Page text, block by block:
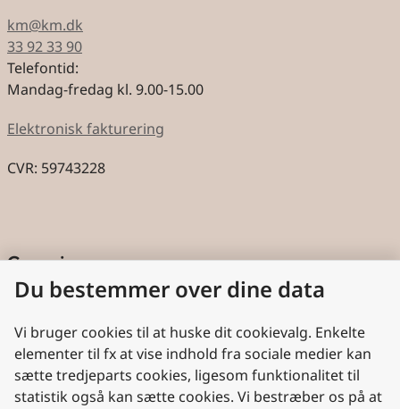
km@km.dk
33 92 33 90
Telefontid:
Mandag-fredag kl. 9.00-15.00
Elektronisk fakturering
CVR: 59743228
Genveje
Cookies
Aktindsigt
Persondatabeskyttelse
Du bestemmer over dine data
Vi bruger cookies til at huske dit cookievalg. Enkelte
elementer til fx at vise indhold fra sociale medier kan
sætte tredjeparts cookies, ligesom funktionalitet til
statistik også kan sætte cookies. Vi bestræber os på at